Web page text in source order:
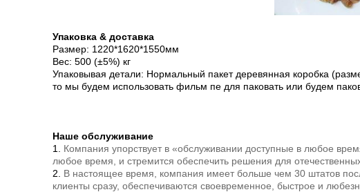
Упаковка & доставка
Размер: 1220*1620*1550мм
Вес: 500 (±5%) кг
Упаковывая детали: Нормальный пакет деревянная коробка
то мы будем использовать фильм пе для паковать или будем
Наше обслуживание
1. Компания упорствует в «обслуживании доступные в любое
любое время, и стремится обеспечить решения для
2. В настоящее время, компания имеет больше чем 30 штатов
клиенты сразу, обеспечиваются своевременное, быстрое и